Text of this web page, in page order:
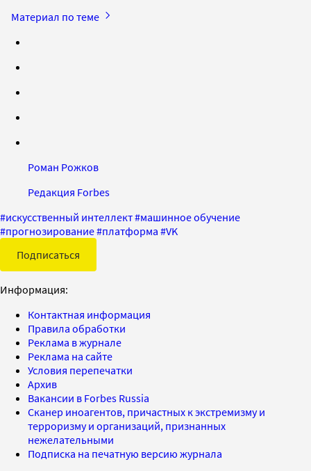
Материал по теме
Роман Рожков
Редакция Forbes
#искусственный интеллект#машинное обучение
#прогнозирование#платформа #VK
Подписаться
Информация:
Контактная информация
Правила обработки
Реклама в журнале
Реклама на сайте
Условия перепечатки
Архив
Вакансии в Forbes Russia
Сканер иноагентов, причастных к экстремизму и
терроризму и организаций, признанных
нежелательными
Подписка на печатную версию журнала